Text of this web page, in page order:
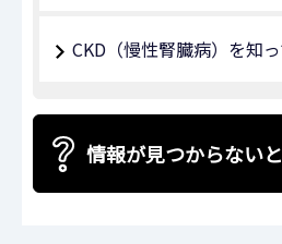
CKD（慢性腎臓病）を知
情報が見つからない